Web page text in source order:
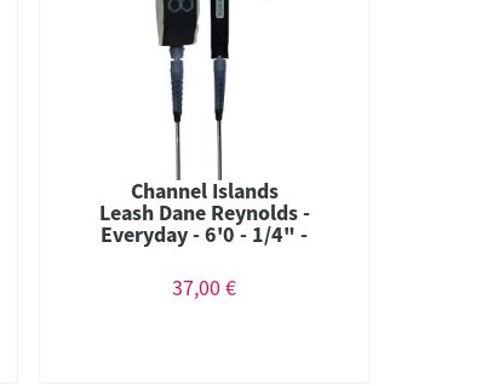
Channel Islands
Leash Dane Reynolds -
Everyday - 6'0 - 1/4" -
Seaside
37,00 €